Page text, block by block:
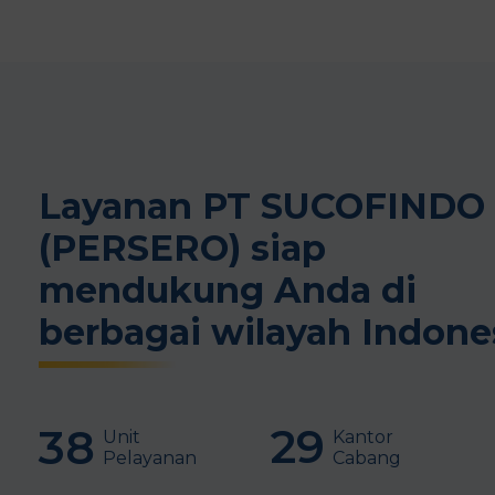
Layanan PT SUCOFINDO
(PERSERO) siap
mendukung Anda di
berbagai wilayah
38 Unit
Pelayanan
29 Kantor
Cabang